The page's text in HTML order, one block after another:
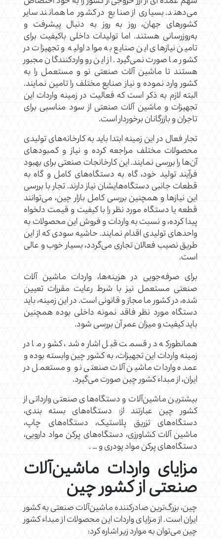
می‌دهند. بسیاری از صنایع در کشور ما همانند سایر
کشورهای جهان، روز به روز به دنبال پیشرفت و
به‌روزرسانی هستند. اما تولیدات داخلی باکیفیت برای
تامین نیازهای این صنایع به مواد اولیه و تجهیزات در
کشور ما صورت نمی‌گیرد. از این رو واردکنندگان مجبور
هستند تا ماشین آلات صنعتی نو و مستعمل را به
کشور وارد نموده و نیاز صنایع مختلف را تامین نمایند.
البته لازم به ذکر است که فعالیت در زمینه واردات این
تجهیزات و ماشین آلات صنعتی از سود مناسبی برای
تاجران و بازرگانان برخوردار است.
تجار فعال در این زمینه ابتدا باید به کارخانه‌های تولیدی
محصولات مختلف مراجعه کرده و نیاز و کمبودهای
آن‌ها را بررسی نمایند. این کارخانجات صنعتی برای بهبود
فرآیند تولید خود، گاه به دستگاه‌های کامل و گاه به
قطعات جانبی دستگاه‌هایشان نیاز دارند. تجار با بررسی
این نیازها و همچنین بررسی کامل بازار چین، می‌توانند
قطعه یا دستگاه مورد نظر را با کیفیت و قیمت دلخواه
پیدا کرده، و نسبت به واردات و فروش این محصولات به
واحدهای تولیدی اقدام نمایند. حاشیه سودی که از این
طریق نصیب فعالان تجاری می‌گردد، بسیار خوب و عالی
است.
برای صرفه‌جویی در هزینه‌ها، واردات ماشین آلات
صنعتی مستعمل نیز با شرط رعایت مقررات تعیین
شده، در کشور ما مجاز و قانونی است. در این زمینه، باید
دستگاه مورد نظر فاقد نمونه داخلی بوده همچنین
باید کیفیت و میزان عمر آن بررسی شود.
همانطورکه در قسمت قبل اشاره شد، کشور ما در
زمینه واردات این تجهیزات، به کشور چین وابسته بوده و
عمده واردات ماشین آلات صنعتی نو و مستعمل در
ایران، از مبداء کشور چین صورت می‌گیرد.
بیشترین ماشین‌آلات و دستگاه‌های صنعتی وارداتی از
کشور چین عبارتند از: دستگاه‌های بسته بندی،
دستگاه‌های تزریق پلاستیک، دستگاه‌های چاپ،
ماشین آلات کشاورزی، دستگاه‌های پرکن مواد دارویی،
دستگاه‌های پرکن مواد پودری و … .
مزایای واردات ماشین‌آلات
صنعتی از کشور چین
چین، بزرگ‌ترین صادرکننده ماشین‌آلات صنعتی به کشور
ایران است. از مزایای واردات این محصولات از مبداء کشور
چین می‌توان به موارد زیر اشاره کرد: